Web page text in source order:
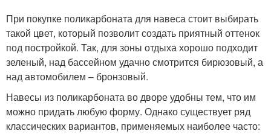
При покупке поликарбоната для навеса стоит выбирать
такой цвет, который позволит создать приятный оттенок
под постройкой. Так, для зоны отдыха хорошо подходит
зеленый, над бассейном удачно смотрится бирюзовый, а
над автомобилем – бронзовый.
Навесы из поликарбоната во дворе удобны тем, что им
можно придать любую форму. Однако существует ряд
классических вариантов, применяемых наиболее часто: